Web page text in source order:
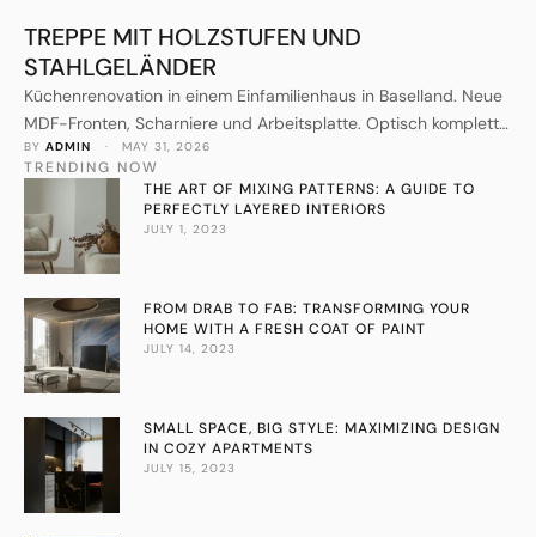
TREPPE MIT HOLZSTUFEN UND
STAHLGELÄNDER
Küchenrenovation in einem Einfamilienhaus in Baselland. Neue
MDF-Fronten, Scharniere und Arbeitsplatte. Optisch komplett
erneuert fuer ein Drittel des Preises einer Neuküche.
BY ADMIN · MAY 31, 2026
TRENDING NOW
THE ART OF MIXING PATTERNS: A GUIDE TO
PERFECTLY LAYERED INTERIORS
JULY 1, 2023
FROM DRAB TO FAB: TRANSFORMING YOUR
HOME WITH A FRESH COAT OF PAINT
JULY 14, 2023
SMALL SPACE, BIG STYLE: MAXIMIZING DESIGN
IN COZY APARTMENTS
JULY 15, 2023